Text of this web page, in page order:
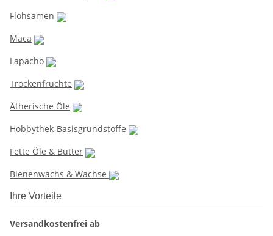
Flohsamen
Maca
Lapacho
Trockenfrüchte
Ätherische Öle
Hobbythek-Basisgrundstoffe
Fette Öle & Butter
Bienenwachs & Wachse
Ihre Vorteile
Versandkostenfrei ab